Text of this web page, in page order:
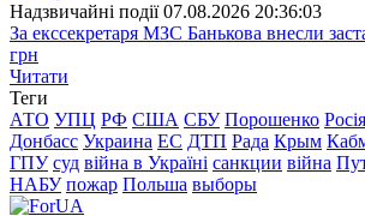
Надзвичайні події 07.08.2026 20:36:03
За екссекретаря МЗС Банькова внесли
грн
Читати
Теги
АТО УПЦ РФ США СБУ Порошенко Росія
Донбасс Украина ЕС ДТП Рада Крым
ГПУ суд війна в Україні санкции війна
НАБУ пожар Польша выборы